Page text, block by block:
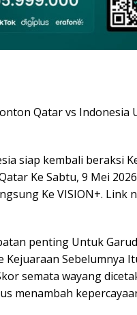
Qatar vs Indonesia
siap kembali beraksi
Ke Sabtu, 9 Mei
Ke VISION+.
penting Untuk
Kejuaraan Sebelumnya
semata wayang
menambah